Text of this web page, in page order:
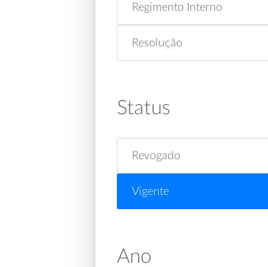
Regimento Interno
Resolução
Status
Revogado
Vigente
Ano